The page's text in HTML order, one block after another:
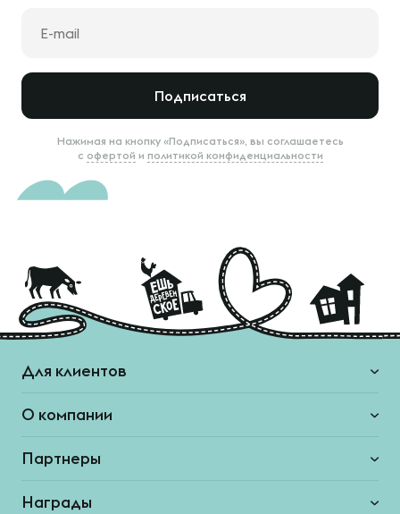
Подписаться
Нажимая на кнопку «Подписаться», вы соглашаетесь
с офертой и политикой конфиденциальности
Для клиентов
О компании
Партнеры
Награды